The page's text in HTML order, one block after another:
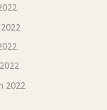
2022
2022
2022